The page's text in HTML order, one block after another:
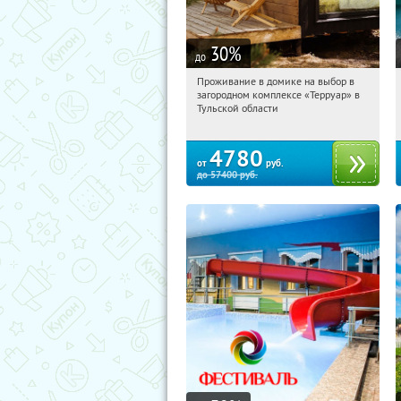
до 30%
11:50:35 Купили:
Тульская обл., Ясногорский р-н, с.
Проживание в домике на выбор в
загородном комплексе «Терруар» в
Тульской области
от 4780 руб.
до57400руб.